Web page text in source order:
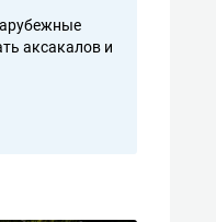
аксакалов и